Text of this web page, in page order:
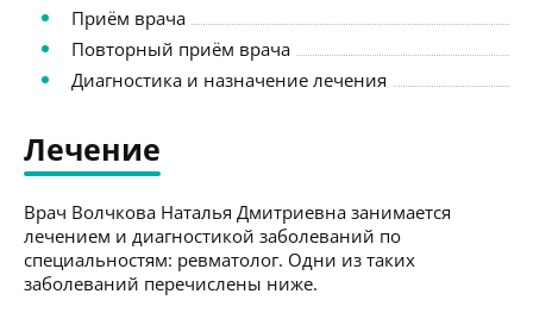
Приём врача
Повторный приём врача
Диагностика и назначение лечения
Лечение
Врач Волчкова Наталья Дмитриевна занимается
лечением и диагностикой заболеваний по
специальностям: ревматолог. Одни из таких
заболеваний перечислены ниже.